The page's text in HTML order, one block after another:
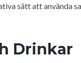
sätt att använda
Drinkar